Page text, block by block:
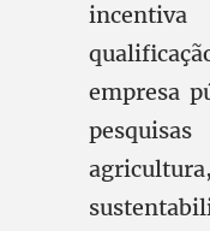
empresa